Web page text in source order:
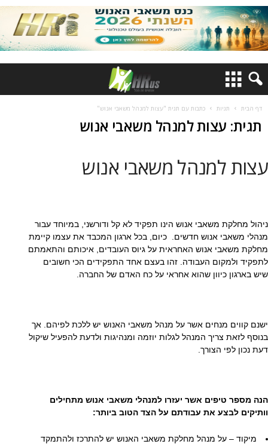
דף הבית תגיות כתבות עם תגית "עצות למנהל משאבי אנוש"
תגית: עצות למנהל משאבי אנוש
עצות למנהל משאבי אנוש
ניהול מחלקת משאבי אנוש הינו תפקיד לא קל ודורשני, במיוחד עבור
מנהלי משאבי אנוש חדשים. כיום, בכל ארגון המכבד את עצמו קיימת
מחלקת משאבי אנוש האחראית על גיוס העובדים, איכותם והתאמתם
לתפקיד ולמקום העבודה. זהו בעצם אחד התפקידים הכי חשובים
שיש בארגון כיוון שהוא אחראי על כח האדם של החברה.
ישנם קווים מנחים אשר על מנהל משאבי האנוש יש ללכת לפיהם. אך
בנוסף לזאת צריך המנהל לגלות יוזמה ומנהיגות ולדעת להפעיל שיקול
דעת נכון לפי הצורך.
הנה מספר טיפים אשר יעזרו למנהלי משאבי אנוש מתחילים
וותיקים לבצע את עבודתם על הצד הטוב ביותר:
מיקוד – על מנהל מחלקת משאבי האנוש יש להתרכז ולהתמקד